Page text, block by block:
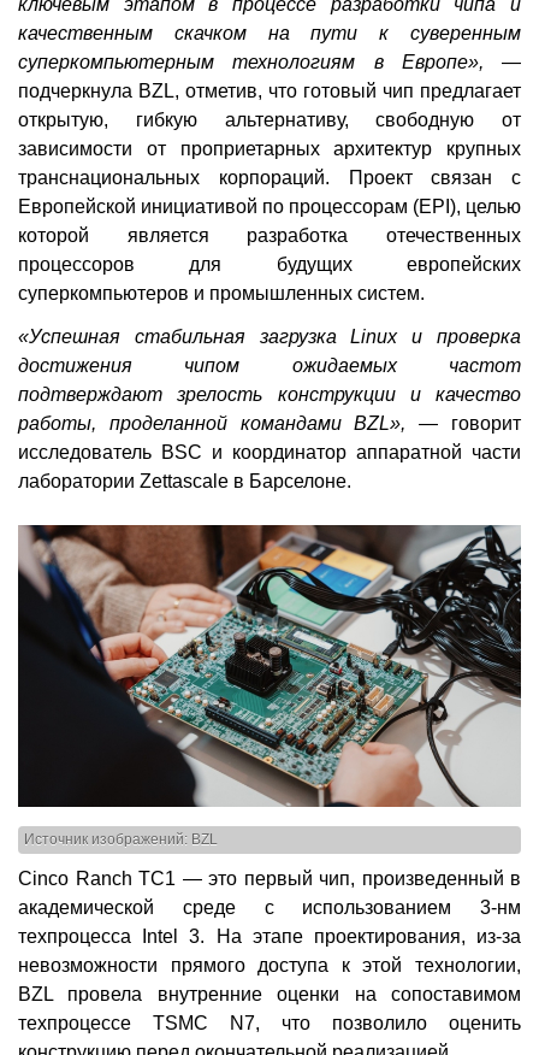
качественным скачком на пути к суверенным
суперкомпьютерным технологиям в Европе», —
подчеркнула BZL, отметив, что готовый чип предлагает
открытую, гибкую альтернативу, свободную от
зависимости от проприетарных архитектур крупных
транснациональных корпораций. Проект связан с
Европейской инициативой по процессорам (EPI), целью
которой является разработка отечественных
процессоров для будущих европейских
суперкомпьютеров и промышленных систем.
«Успешная стабильная загрузка Linux и проверка
достижения чипом ожидаемых частот
подтверждают зрелость конструкции и качество
работы, проделанной командами BZL», — говорит
исследователь BSC и координатор аппаратной части
лаборатории Zettascale в Барселоне.
Источник изображений: BZL
Cinco Ranch TC1 — это первый чип, произведенный в
академической среде с использованием 3-нм
техпроцесса Intel 3. На этапе проектирования, из-за
невозможности прямого доступа к этой технологии,
BZL провела внутренние оценки на сопоставимом
техпроцессе TSMC N7, что позволило оценить